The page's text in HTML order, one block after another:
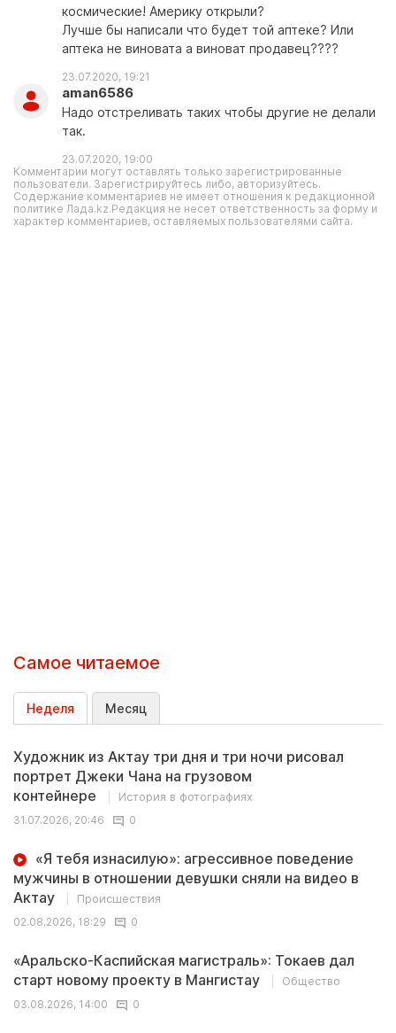
космические! Америку открыли?
Лучше бы написали что будет той аптеке? Или
аптека не виновата а виноват продавец????
23.07.2020, 19:21
aman6586
Надо отстреливать таких чтобы другие не делали
так.
23.07.2020, 19:00
Комментарии могут оставлять только зарегистрированные
пользователи. Зарегистрируйтесь либо, авторизуйтесь.
Содержание комментариев не имеет отношения к редакционной
политике Лада.kz.Редакция не несет ответственность за форму и
характер комментариев, оставляемых пользователями сайта.
Самое читаемое
Неделя Месяц
Художник из Актау три дня и три ночи рисовал
портрет Джеки Чана на грузовом
контейнере
История в фотографиях
31.07.2026, 20:46
0
«Я тебя изнасилую»: агрессивное поведение
мужчины в отношении девушки сняли на видео в
Актау
Происшествия
02.08.2026, 18:29
0
«Аральско-Каспийская магистраль»: Токаев дал
старт новому проекту в Мангистау
Общество
03.08.2026, 14:00
0